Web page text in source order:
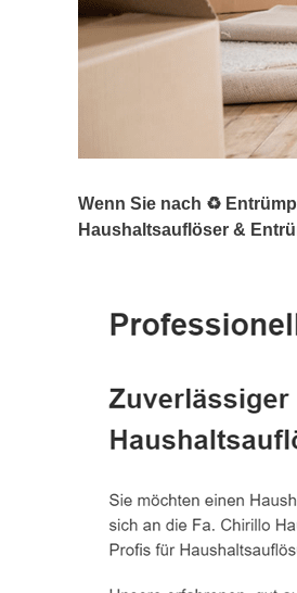
Wenn Sie nach ♻
Haushaltsauflöser &